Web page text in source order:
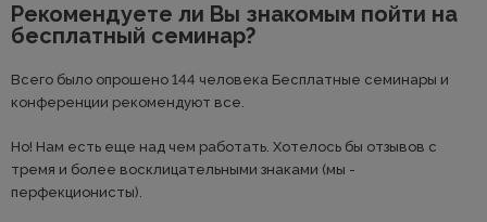
Рекомендуете ли Вы знакомым пойти на
бесплатный семинар?
Всего было опрошено 144 человека Бесплатные семинары и
конференции рекомендуют все.
Но! Нам есть еще над чем работать. Хотелось бы отзывов с
тремя и более восклицательными знаками (мы -
перфекционисты).